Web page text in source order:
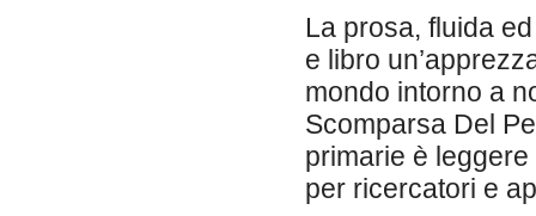
La prosa, fluida
e libro
mondo intorno a
Scomparsa Del
primarie è
per ricercatori e